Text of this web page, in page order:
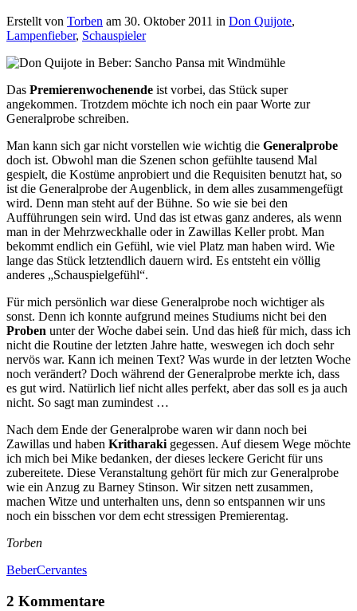
Erstellt von Torben am 30. Oktober 2011 in Don Quijote,
Lampenfieber, Schauspieler
Das Premierenwochenende ist vorbei, das Stück super
angekommen. Trotzdem möchte ich noch ein paar Worte zur
Generalprobe schreiben.
Man kann sich gar nicht vorstellen wie wichtig die Generalprobe
doch ist. Obwohl man die Szenen schon gefühlte tausend Mal
gespielt, die Kostüme anprobiert und die Requisiten benutzt hat, so
ist die Generalprobe der Augenblick, in dem alles zusammengefügt
wird. Denn man steht auf der Bühne. So wie sie bei den
Aufführungen sein wird. Und das ist etwas ganz anderes, als wenn
man in der Mehrzweckhalle oder in Zawillas Keller probt. Man
bekommt endlich ein Gefühl, wie viel Platz man haben wird. Wie
lange das Stück letztendlich dauern wird. Es entsteht ein völlig
anderes „Schauspielgefühl“.
Für mich persönlich war diese Generalprobe noch wichtiger als
sonst. Denn ich konnte aufgrund meines Studiums nicht bei den
Proben unter der Woche dabei sein. Und das hieß für mich, dass ich
nicht die Routine der letzten Jahre hatte, weswegen ich doch sehr
nervös war. Kann ich meinen Text? Was wurde in der letzten Woche
noch verändert? Doch während der Generalprobe merkte ich, dass
es gut wird. Natürlich lief nicht alles perfekt, aber das soll es ja auch
nicht. So sagt man zumindest …
Nach dem Ende der Generalprobe waren wir dann noch bei
Zawillas und haben Kritharakigegessen. Auf diesem Wege möchte
ich mich bei Mike bedanken, der dieses leckere Gericht für uns
zubereitete. Diese Veranstaltung gehört für mich zur Generalprobe
wie ein Anzug zu Barney Stinson. Wir sitzen nett zusammen,
machen Witze und unterhalten uns, denn so entspannen wir uns
noch ein bisschen vor dem echt stressigen Premierentag.
Torben
BeberCervantes
2 Kommentare